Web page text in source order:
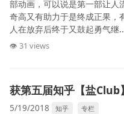
部动画，可以说是第一部让人
奇高又有助力于是终成正果，
人在放弃后终于又鼓起勇气继
👁 31 views
获第五届知乎【盐Club
5/19/2018 知乎 专栏